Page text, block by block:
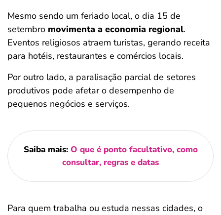
Mesmo sendo um feriado local, o dia 15 de
setembro movimenta a economia regional.
Eventos religiosos atraem turistas, gerando receita
para hotéis, restaurantes e comércios locais.
Por outro lado, a paralisação parcial de setores
produtivos pode afetar o desempenho de
pequenos negócios e serviços.
Saiba mais: O que é ponto facultativo, como
consultar, regras e datas
Para quem trabalha ou estuda nessas cidades, o